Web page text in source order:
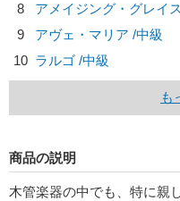
8
アメイジング・グレイ
9
アヴェ・マリア /中級
10 ラルゴ /中級
も
商品の説明
木管楽器の中でも、特に親